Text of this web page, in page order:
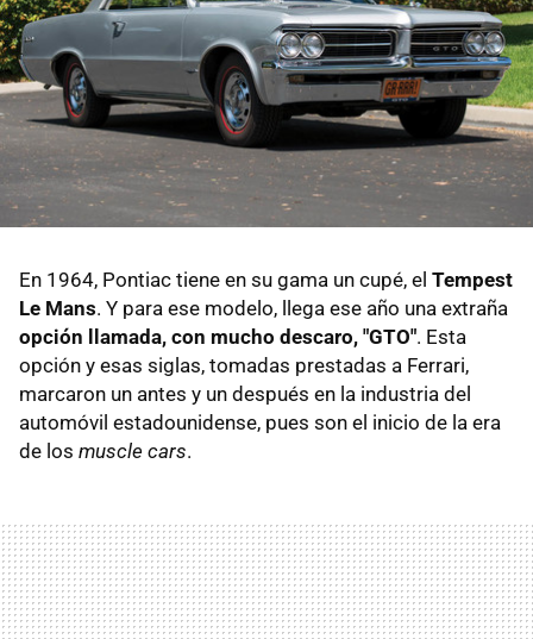
En 1964, Pontiac tiene en su gama un cupé, el Tempest
Le Mans. Y para ese modelo, llega ese año una extraña
opción llamada, con mucho descaro, "GTO". Esta
opción y esas siglas, tomadas prestadas a Ferrari,
marcaron un antes y un después en la industria del
automóvil estadounidense, pues son el inicio de la era
de los muscle cars.